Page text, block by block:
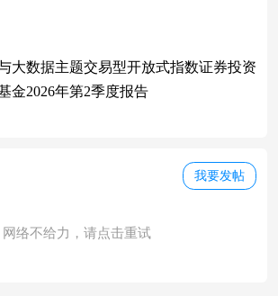
大数据主题交易型开放式指数证券投资
金2026年第2季度报告
我要发帖
网络不给力，请点击重试